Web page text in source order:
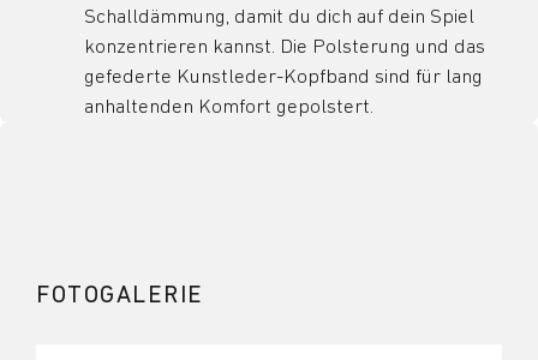
Schalldämmung, damit du dich auf dein Spiel
konzentrieren kannst. Die Polsterung und das
gefederte Kunstleder-Kopfband sind für lang
anhaltenden Komfort gepolstert.
FOTOGALERIE